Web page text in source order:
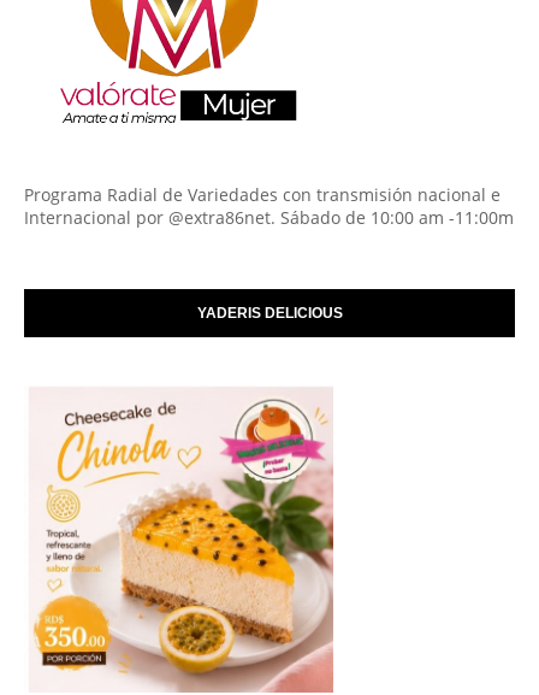
Programa Radial de Variedades con transmisión nacional e
Internacional por @extra86net. Sábado de 10:00 am -11:00m
YADERIS DELICIOUS